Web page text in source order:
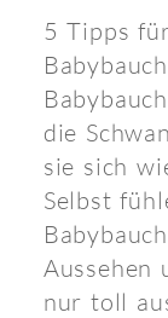
5 Tipps
die
sie sich
Selbst
Aussehen
nur toll